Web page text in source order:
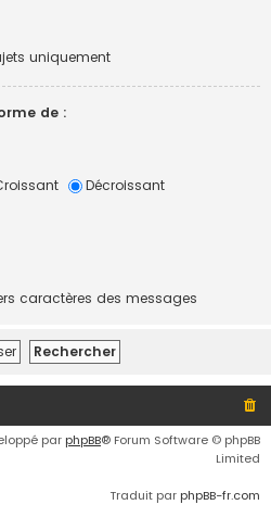
uniquement
de :
Décroissant
caractères des messages
par phpBB® Forum Software © phpBB
Limited
Traduit par phpBB-fr.com